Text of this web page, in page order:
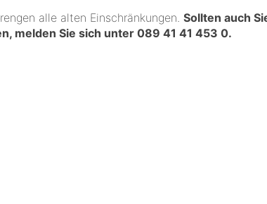
alle alten Einschränkungen.Sollten auch
melden Sie sich unter089 41 41 453 0.